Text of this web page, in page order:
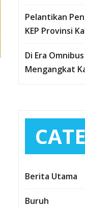
Pelantikan
KEP Provinsi
Di Era
Mengangkat
Berita Utama
Buruh